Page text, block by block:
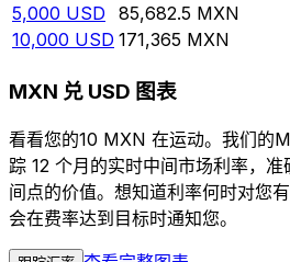
5,000 USD 85,682.5 MXN
10,000 USD 171,365 MXN
MXN 兑 USD 图表
看看您的10 MXN 在运动。我们的
踪 12 个月的实时中间市场利率，
间点的价值。想知道利率何时对您
会在费率达到目标时通知您。